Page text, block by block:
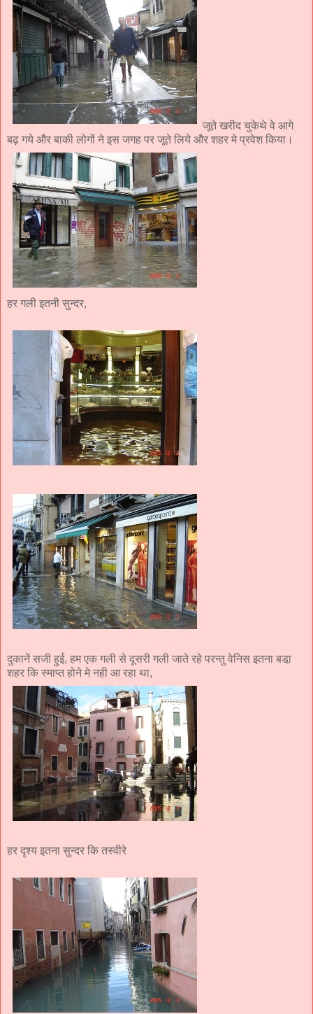
जूते खरीद चुकेथे वे आगे
बढ़ गये और बाकी लोगों ने इस जगह पर जूते लिये और शहर मे प्रवेश किया।
हर गली इतनी सुन्दर,
दुकानें सजी हुई, हम एक गली से दूसरी गली जाते रहे परन्तु वेनिस इतना बडा़
शहर कि स्माप्त होने मे नही आ रहा था,
हर दृश्य इतना सुन्दर कि तस्वीरे